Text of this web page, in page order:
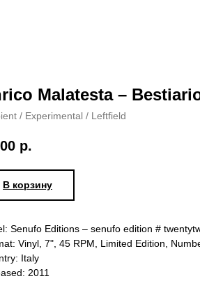
Malatesta –
/ Experimental / Leftfield
р.
В корзину
Senufo Editions – senufo edition #
Vinyl, 7", 45 RPM, Limited Edition,
Italy
2011